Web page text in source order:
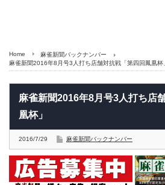
Home
麻雀新聞バックナンバー
麻雀新聞2016年8月号3人打ち店舗対抗戦「第四回鳳凰杯
麻雀新聞2016年8月号3人打ち店
凰杯」
2016/7/29 麻雀新聞バックナンバー